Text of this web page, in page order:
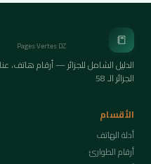
📒
Pages Vertes DZ
الدليل الشامل للجزائر — أرقام هاتف،
الجزائر الـ 58
الأقسام
أدلة الهاتف
أرقام الطوارئ